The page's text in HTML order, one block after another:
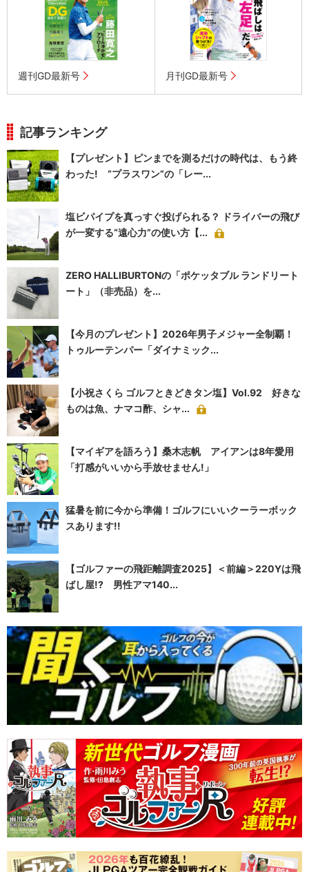
週刊GD最新号 月刊GD最新号
記事ランキング
【プレゼント】ピンまでを測るだけの時代は、もう終
わった! “プラスワン”の「レー...
塩ビパイプを真っすぐ投げられる？ ドライバーの飛び
が一変する“遠心力”の使い方【...
ZERO HALLIBURTONの「ポケッタブル ランドリート
ート」（非売品）を...
【今月のプレゼント】2026年男子メジャー全制覇！
トゥルーテンパー「ダイナミック...
【小祝さくら ゴルフときどきタン塩】Vol.92 好きな
ものは魚、ナマコ酢、シャ...
【マイギアを語ろう】桑木志帆 アイアンは8年愛用
「打感がいいから手放せません!」
猛暑を前に今から準備！ゴルフにいいクーラーボック
スあります!!
【ゴルファーの飛距離調査2025】＜前編＞220Yは飛
ばし屋!? 男性アマ140...